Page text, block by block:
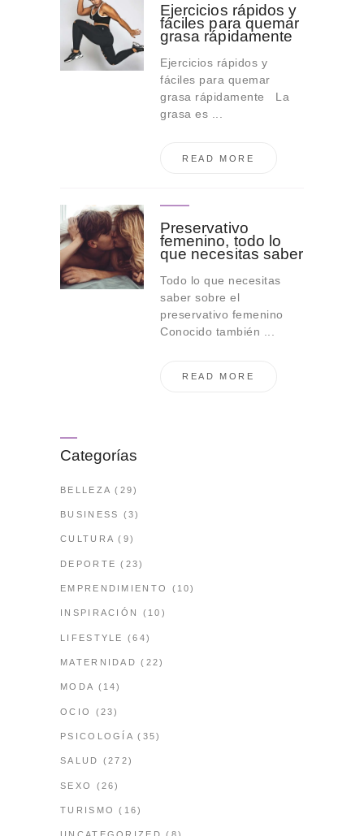
Ejercicios rápidos y
fáciles para quemar
grasa rápidamente
Ejercicios rápidos y
fáciles para quemar
grasa rápidamente La
grasa es ...
READ MORE
Preservativo
femenino, todo lo
que necesitas saber
Todo lo que necesitas
saber sobre el
preservativo femenino
Conocido también ...
READ MORE
Categorías
BELLEZA (29)
BUSINESS (3)
CULTURA (9)
DEPORTE (23)
EMPRENDIMIENTO (10)
INSPIRACIÓN (10)
LIFESTYLE (64)
MATERNIDAD (22)
MODA (14)
OCIO (23)
PSICOLOGÍA (35)
SALUD (272)
SEXO (26)
TURISMO (16)